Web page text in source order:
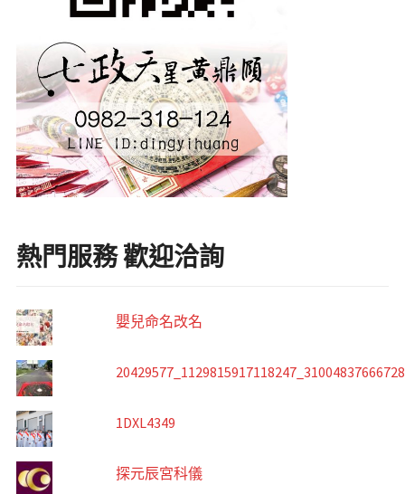
熱門服務 歡迎洽詢
嬰兒命名改名
1DXL4349
探元辰宮科儀